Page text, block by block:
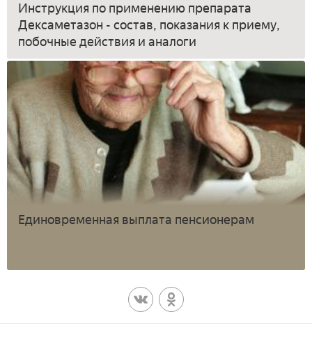
Инструкция по применению препарата
Дексаметазон - состав, показания к приему,
побочные действия и аналоги
Единовременная выплата пенсионерам